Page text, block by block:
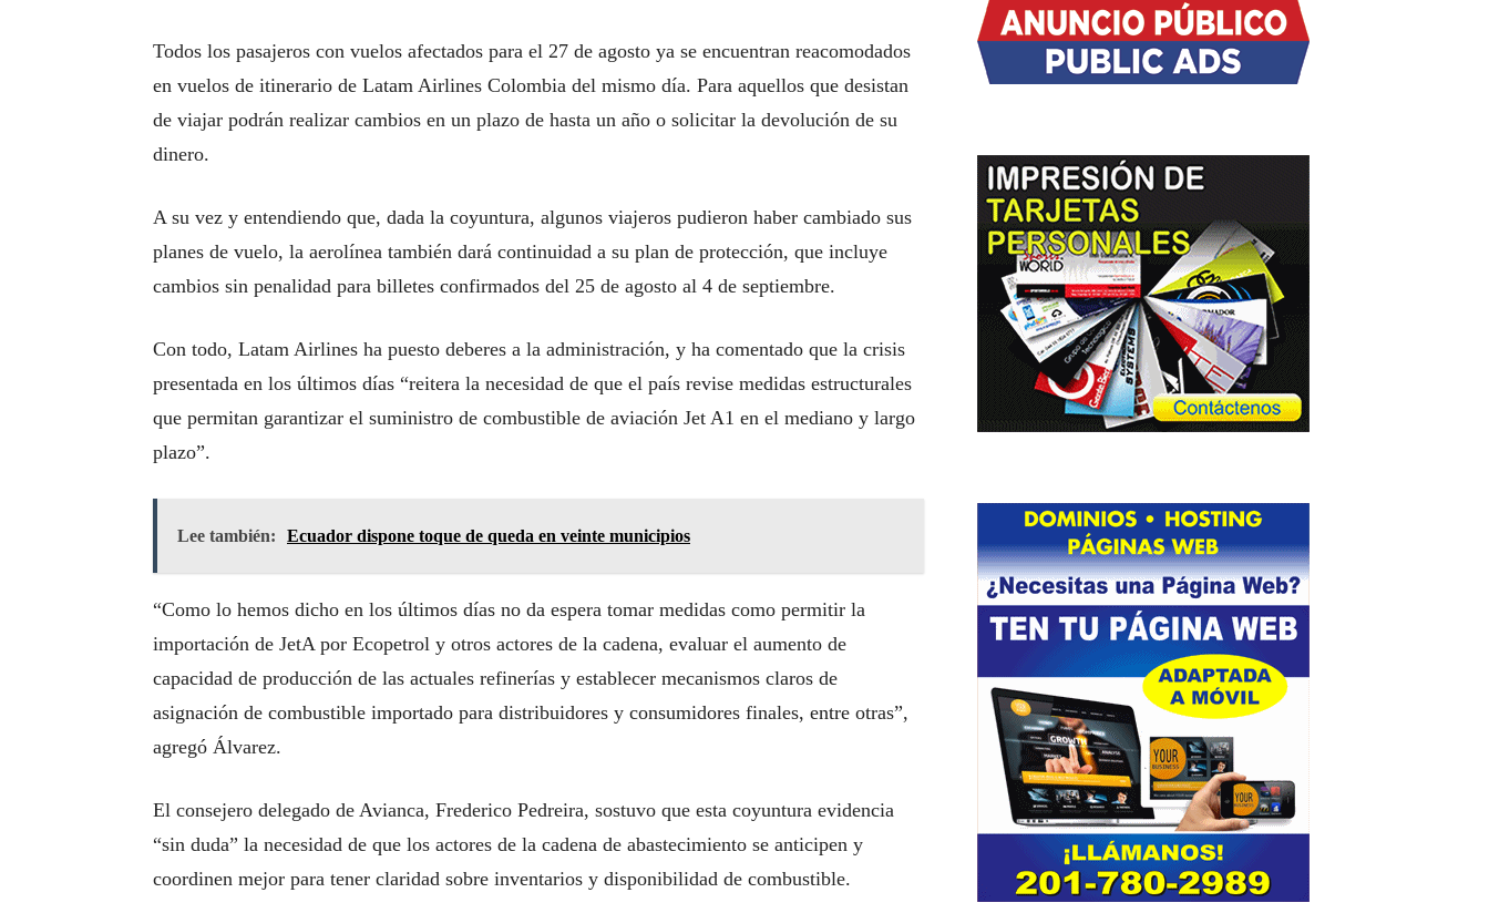
Todos los pasajeros con vuelos afectados para el 27 de agosto ya se encuentran reacomodados
en vuelos de itinerario de Latam Airlines Colombia del mismo día. Para aquellos que desistan
de viajar podrán realizar cambios en un plazo de hasta un año o solicitar la devolución de su
dinero.
A su vez y entendiendo que, dada la coyuntura, algunos viajeros pudieron haber cambiado sus
planes de vuelo, la aerolínea también dará continuidad a su plan de protección, que incluye
cambios sin penalidad para billetes confirmados del 25 de agosto al 4 de septiembre.
Con todo, Latam Airlines ha puesto deberes a la administración, y ha comentado que la crisis
presentada en los últimos días “reitera la necesidad de que el país revise medidas estructurales
que permitan garantizar el suministro de combustible de aviación Jet A1 en el mediano y largo
plazo”.
Lee también: Ecuador dispone toque de queda en veinte municipios
“Como lo hemos dicho en los últimos días no da espera tomar medidas como permitir la
importación de JetA por Ecopetrol y otros actores de la cadena, evaluar el aumento de
capacidad de producción de las actuales refinerías y establecer mecanismos claros de
asignación de combustible importado para distribuidores y consumidores finales, entre otras”,
agregó Álvarez.
El consejero delegado de Avianca, Frederico Pedreira, sostuvo que esta coyuntura evidencia
“sin duda” la necesidad de que los actores de la cadena de abastecimiento se anticipen y
coordinen mejor para tener claridad sobre inventarios y disponibilidad de combustible.